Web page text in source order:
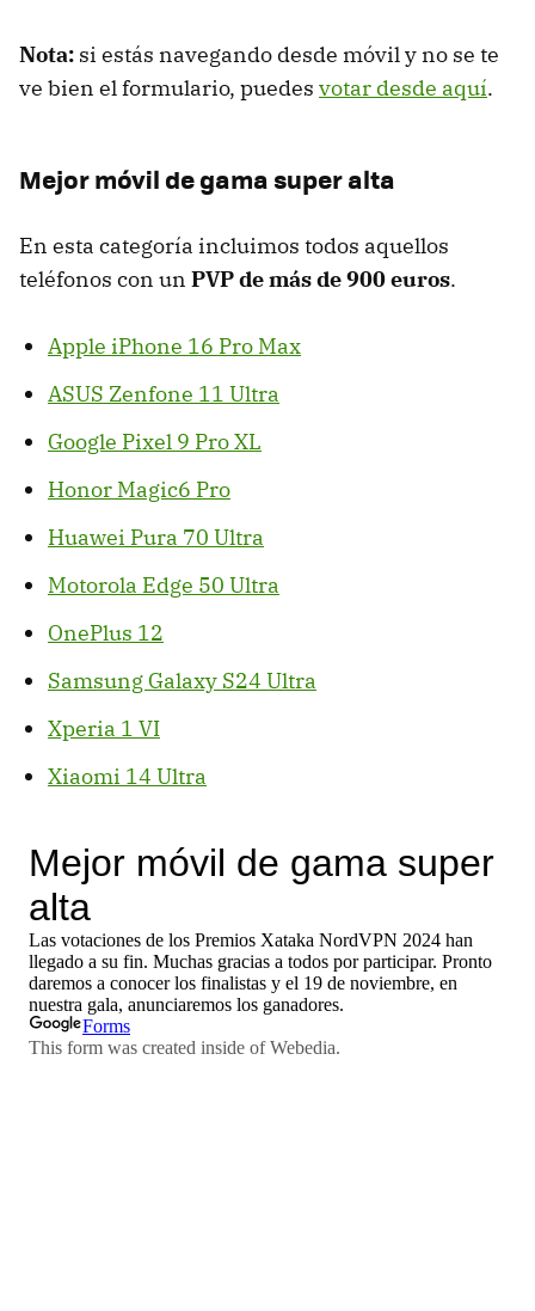
Nota: si estás navegando desde móvil y no se te
ve bien el formulario, puedes votar desde aquí.
Mejor móvil de gama super alta
En esta categoría incluimos todos aquellos
teléfonos con un PVP de más de 900 euros.
Apple iPhone 16 Pro Max
ASUS Zenfone 11 Ultra
Google Pixel 9 Pro XL
Honor Magic6 Pro
Huawei Pura 70 Ultra
Motorola Edge 50 Ultra
OnePlus 12
Samsung Galaxy S24 Ultra
Xperia 1 VI
Xiaomi 14 Ultra